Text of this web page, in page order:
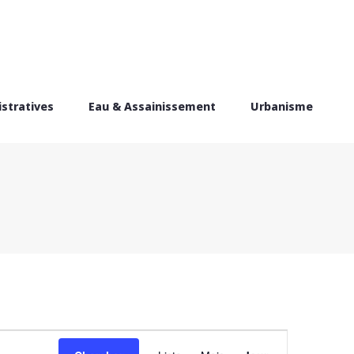
Eau & Assainissement Urbanisme